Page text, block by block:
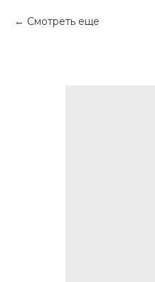
Смотреть еще